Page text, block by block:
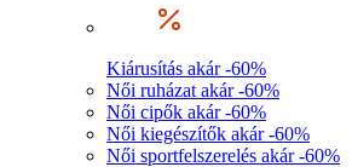
Kiárusítás akár -60%
Női ruházat akár -60%
Női cipők akár -60%
Női kiegészítők akár -60%
Női sportfelszerelés akár -60%